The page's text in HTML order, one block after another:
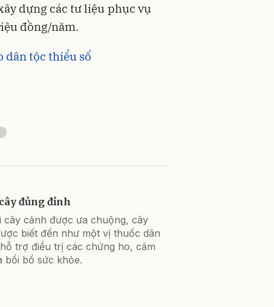
dựng các tư liệu phục vụ
đồng/năm.
dân tộc thiểu số
đủng đỉnh
cây cảnh được ưa chuộng, cây
biết đến như một vị thuốc dân
trợ điều trị các chứng ho, cảm
bồi bổ sức khỏe.